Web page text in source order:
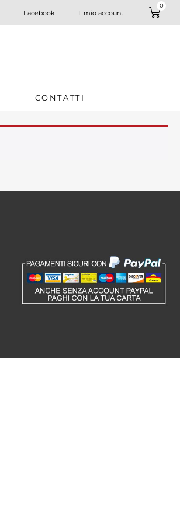
Facebook Il mio account
0
CONTATTI